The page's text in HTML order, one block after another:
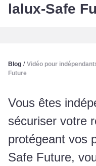
lalux-Safe
Blog / Vidéo pour
Future
Vous êtes
sécuriser votre
protégeant vos
Safe Future,